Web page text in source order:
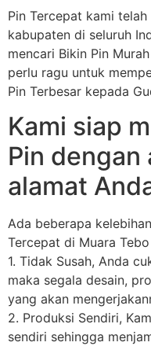
Pin Tercepat kami
kabupaten di seluruh
mencari Bikin Pin
perlu ragu untuk
Pin Terbesar kepada
Kami siap
Pin dengan
alamat
Ada beberapa
Tercepat di Muara
1. Tidak Susah, Anda
maka segala desain,
yang akan
2. Produksi Sendiri,
sendiri sehingga